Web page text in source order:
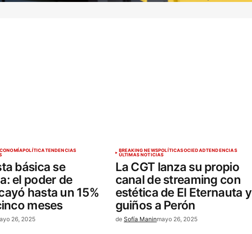
POLÍTICATENDENCIAS
básica se
el poder de
hasta un 15%
meses
26, 2025
BREAKING NEWSPOLÍTICASOCIEDADTENDENCIAS
ÚLTIMAS NOTICIAS
La CGT lanza su propio
canal de streaming con
estética de El Eternauta y
guiños a Perón
de Sofía Maninmayo 26, 2025